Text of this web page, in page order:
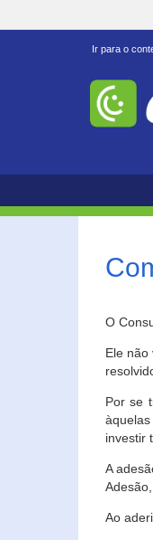
Ir para o
O
Ele não
Por se
investir
A
Ao